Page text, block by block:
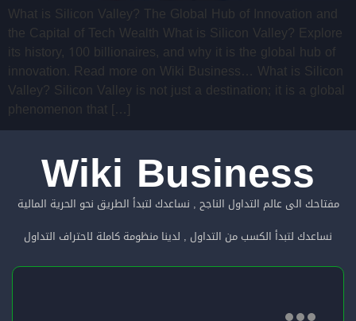
What is Silicon Valley? The Global Hub of Innovation and
the Capital of Tech Wealth What is Silicon Valley? Explore
its history, 100 billionaires, and why it is the global hub of
innovation. Read more on Wiki Business… What is Silicon
Valley? Silicon Valley is not just a destination; it is a global
phenomenon that […]
Wiki Business
مفتاحك الى عالم التداول الناجح , نساعدك لتبدأ الطريق نحو الحرية المالية
نساعدك لتبدأ الكسب من التداول , لدينا منظومة كاملة لاحتراف التداول